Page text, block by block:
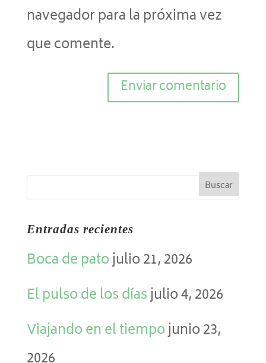
navegador para la próxima vez
que comente.
Entradas recientes
Boca de patojulio 21, 2026
El pulso de los díasjulio 4, 2026
Viajando en el tiempojunio 23,